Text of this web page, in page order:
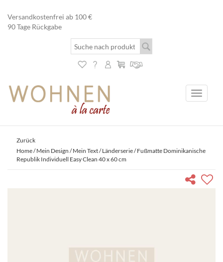
Versandkostenfrei ab 100 €
90 Tage Rückgabe
Toggle
Zurück
Home/Mein Design / Mein Text/Länderserie/ Fußmatte Dominikanische
Republik Individuell Easy Clean 40 x 60 cm